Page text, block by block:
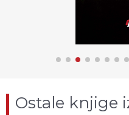
Ostale knjige